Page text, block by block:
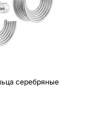
серебряные